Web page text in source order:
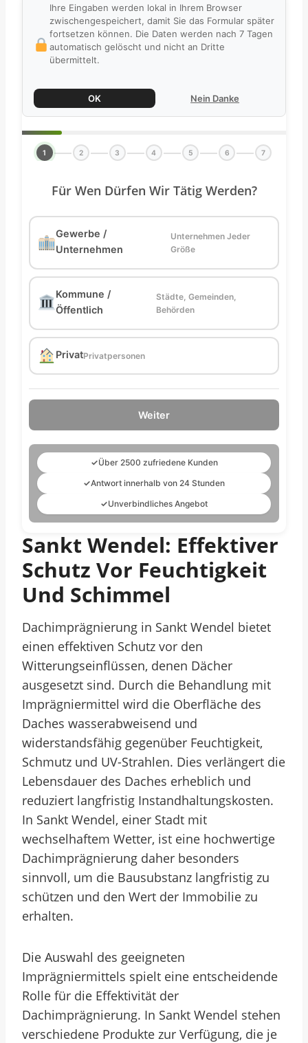
Ihre Eingaben werden lokal in Ihrem Browser
zwischengespeichert, damit Sie das Formular später
fortsetzen können. Die Daten werden nach 7 Tagen
automatisch gelöscht und nicht an Dritte
übermittelt.
OK Nein Danke
1 2 3 4 5 6 7
Für Wen Dürfen Wir Tätig Werden?
Gewerbe /
Unternehmen
Unternehmen Jeder
Größe
Kommune /
Öffentlich
Städte, Gemeinden,
Behörden
PrivatPrivatpersonen
Weiter
✓Über 2500 zufriedene Kunden
✓Antwort innerhalb von 24 Stunden
✓Unverbindliches Angebot
Sankt Wendel: Effektiver
Schutz Vor Feuchtigkeit
Und Schimmel
Dachimprägnierung in Sankt Wendel bietet
einen effektiven Schutz vor den
Witterungseinflüssen, denen Dächer
ausgesetzt sind. Durch die Behandlung mit
Imprägniermittel wird die Oberfläche des
Daches wasserabweisend und
widerstandsfähig gegenüber Feuchtigkeit,
Schmutz und UV-Strahlen. Dies verlängert die
Lebensdauer des Daches erheblich und
reduziert langfristig Instandhaltungskosten.
In Sankt Wendel, einer Stadt mit
wechselhaftem Wetter, ist eine hochwertige
Dachimprägnierung daher besonders
sinnvoll, um die Bausubstanz langfristig zu
schützen und den Wert der Immobilie zu
erhalten.
Die Auswahl des geeigneten
Imprägniermittels spielt eine entscheidende
Rolle für die Effektivität der
Dachimprägnierung. In Sankt Wendel stehen
verschiedene Produkte zur Verfügung, die je